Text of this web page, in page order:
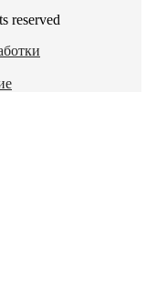
reserved